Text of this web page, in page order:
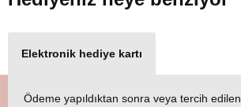
Elektronik hediye kartı
Ödeme yapıldıktan sonra veya tercih edilen